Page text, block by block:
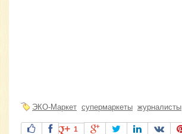
ЭКО-Маркет супермаркеты журналисты
1